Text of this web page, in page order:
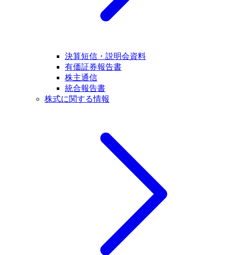
決算短信・説明会資料
有価証券報告書
株主通信
統合報告書
株式に関する情報